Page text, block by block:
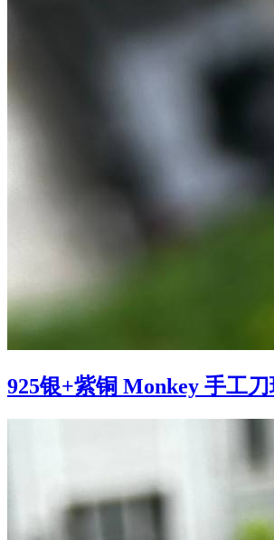
925银+紫铜 Monkey 手工刀